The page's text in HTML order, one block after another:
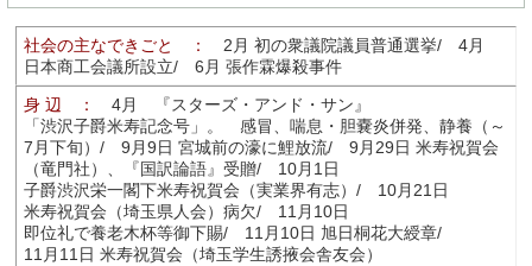
社会の主なできごと ： 2月 初の衆議院議員普通選挙/ 4月
日本商工会議所設立/ 6月 張作霖爆殺事件
身 辺 ：4月 『スターズ・アンド・サン』
「渋沢子爵米寿記念号」。 感冒、喘息・胆嚢炎併発、静養（～
7月下旬）/ 9月9日 宮城前の濠に鯉放流/ 9月29日 米寿祝賀会
（竜門社）、『国訳論語』受贈/ 10月1日
子爵渋沢栄一閣下米寿祝賀会（実業界有志）/ 10月21日
米寿祝賀会（埼玉県人会）病欠/ 11月10日
即位礼で養老木杯等御下賜/ 11月10日 旭日桐花大綬章/
11月11日 米寿祝賀会（埼玉学生誘掖会舎友会）